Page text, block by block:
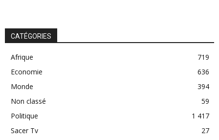
CATÉGORIES
Afrique
719
Economie
636
Monde
394
Non classé
59
Politique
1 417
Sacer Tv
27